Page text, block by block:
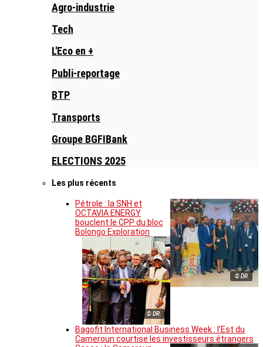
Agro-industrie
Tech
L'Eco en +
Publi-reportage
BTP
Transports
Groupe BGFIBank
ELECTIONS 2025
Les plus récents
© DR
Pétrole : la SNH et
OCTAVIA ENERGY
bouclent le CPP du bloc
Bolongo Exploration
© DR
Bagofit International Business Week : l’Est du
Cameroun courtise les investisseurs étrangers